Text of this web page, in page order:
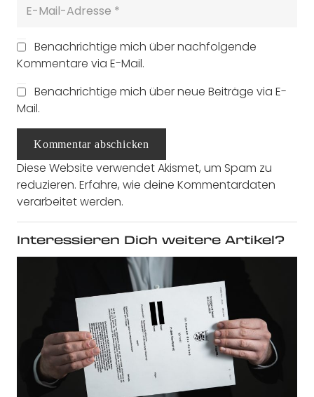
Benachrichtige mich über nachfolgende
Kommentare via E-Mail.
Benachrichtige mich über neue Beiträge via E-
Mail.
Kommentar abschicken
Diese Website verwendet Akismet, um Spam zu
reduzieren. Erfahre, wie deine Kommentardaten
verarbeitet werden.
Interessieren Dich weitere Artikel?